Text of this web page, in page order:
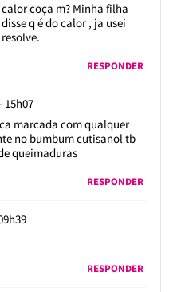
coça m? Minha filha
q é do calor , ja usei
RESPONDER
15h07
marcada com qualquer
no bumbum cutisanol tb
queimaduras
RESPONDER
RESPONDER